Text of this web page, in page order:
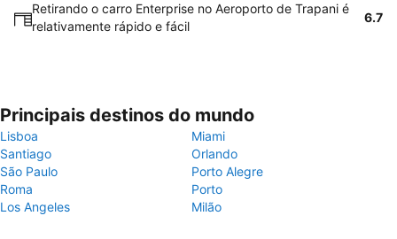
Retirando o carro Enterprise no Aeroporto de Trapani é
relativamente rápido e fácil
6.7
Principais destinos do mundo
Lisboa
Miami
Santiago
Orlando
São Paulo
Porto Alegre
Roma
Porto
Los Angeles
Milão